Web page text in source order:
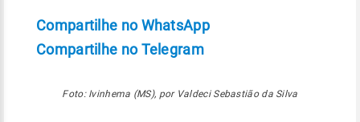
Compartilhe no WhatsApp
Compartilhe no Telegram
Foto: Ivinhema (MS), por Valdeci Sebastião da Silva